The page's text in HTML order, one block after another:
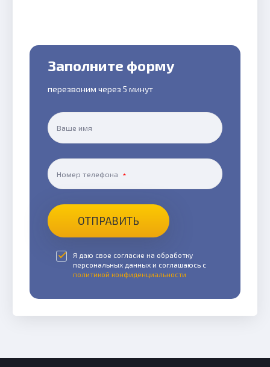
Заполните форму
перезвоним через 5 минут
Ваше имя
Номер телефона
ОТПРАВИТЬ
Я даю свое согласие на обработку
персональных данных и соглашаюсь с
политикой конфиденциальности